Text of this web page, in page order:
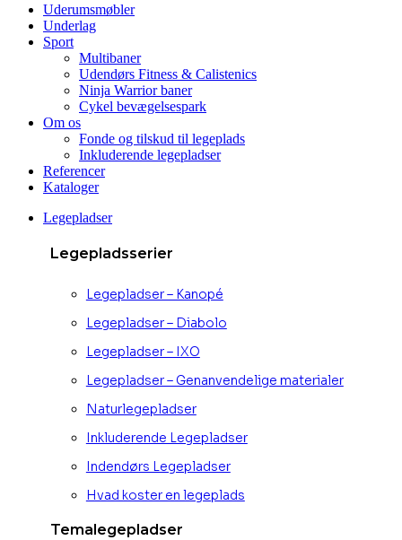
Uderumsmøbler
Underlag
Sport
Multibaner
Udendørs Fitness & Calistenics
Ninja Warrior baner
Cykel bevægelsespark
Om os
Fonde og tilskud til legeplads
Inkluderende legepladser
Referencer
Kataloger
Legepladser
Legepladsserier
Legepladser – Kanopé
Legepladser – Diabolo
Legepladser – IXO
Legepladser – Genanvendelige materialer
Naturlegepladser
Inkluderende Legepladser
Indendørs Legepladser
Hvad koster en legeplads
Temalegepladser